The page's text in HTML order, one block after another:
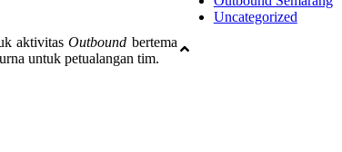
aktivitasOutbound bertema
untuk petualangan tim.
Uncategorized